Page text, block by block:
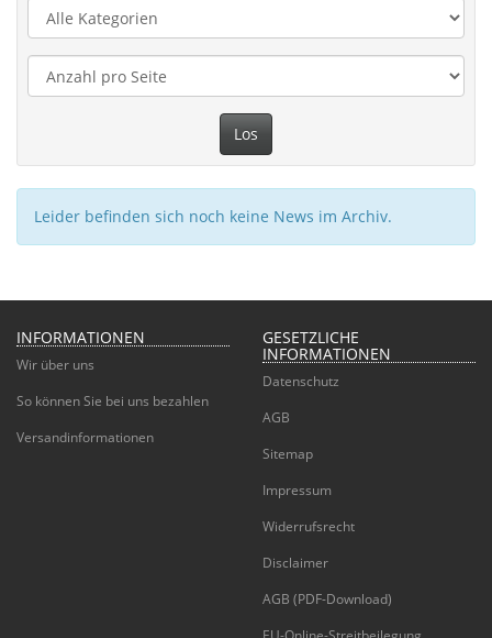
Los
Leider befinden sich noch keine News im Archiv.
INFORMATIONEN
Wir über uns
So können Sie bei uns bezahlen
Versandinformationen
GESETZLICHE
INFORMATIONEN
Datenschutz
AGB
Sitemap
Impressum
Widerrufsrecht
Disclaimer
AGB (PDF-Download)